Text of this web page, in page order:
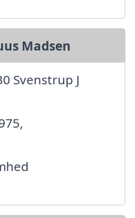
Madsen
Svenstrup J